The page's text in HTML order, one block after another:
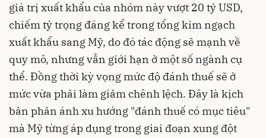
giá trị xuất khẩu của nhóm này vượt 20 tỷ USD,
chiếm tỷ trọng đáng kể trong tổng kim ngạch
xuất khẩu sang Mỹ, do đó tác động sẽ mạnh về
quy mô, nhưng vẫn giới hạn ở một số ngành cụ
thể. Đồng thời kỳ vọng mức độ đánh thuế sẽ ở
mức vừa phải làm giảm chênh lệch. Đây là kịch
bản phản ánh xu hướng "đánh thuế có mục tiêu"
mà Mỹ từng áp dụng trong giai đoạn xung đột